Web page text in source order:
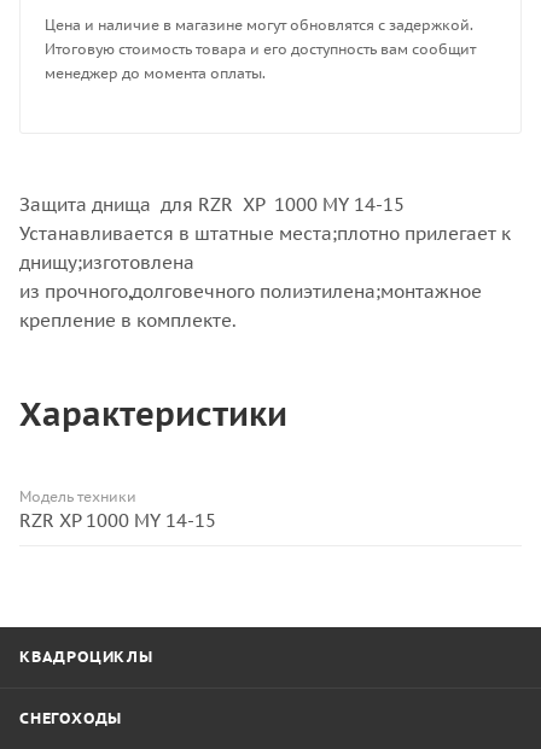
Цена и наличие в магазине могут обновлятся с задержкой.
Итоговую стоимость товара и его доступность вам сообщит
менеджер до момента оплаты.
Защита днища для RZR XP 1000 MY 14-15
Устанавливается в штатные места;плотно прилегает к
днищу;изготовлена
из прочного,долговечного полиэтилена;монтажное
крепление в комплекте.
Характеристики
Модель техники
RZR XP 1000 MY 14-15
КВАДРОЦИКЛЫ
СНЕГОХОДЫ